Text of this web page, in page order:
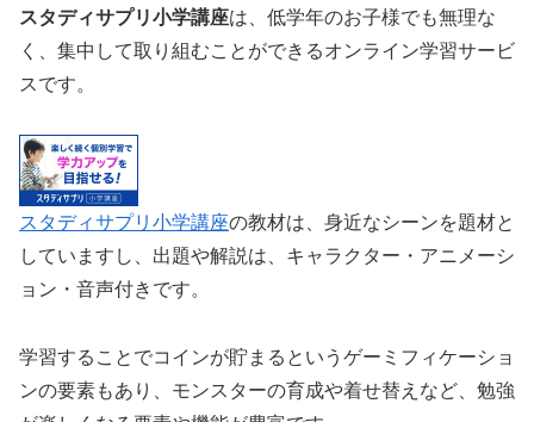
スタディサプリ小学講座は、低学年のお子様でも無理な
く、集中して取り組むことができるオンライン学習サービ
スです。
スタディサプリ小学講座の教材は、身近なシーンを題材と
していますし、出題や解説は、キャラクター・アニメーシ
ョン・音声付きです。
学習することでコインが貯まるというゲーミフィケーショ
ンの要素もあり、モンスターの育成や着せ替えなど、勉強